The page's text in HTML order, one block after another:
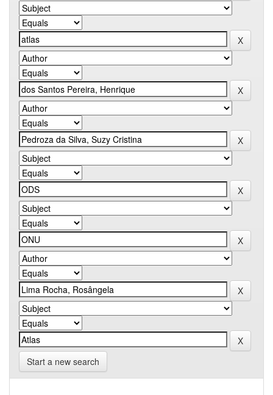
Start a new search